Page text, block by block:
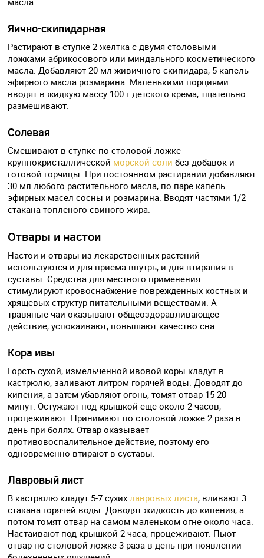
Яично-скипидарная
Растирают в ступке 2 желтка с двумя столовыми
ложками абрикосового или миндального косметического
масла. Добавляют 20 мл живичного скипидара, 5 капель
эфирного масла розмарина. Маленькими порциями
вводят в жидкую массу 100 г детского крема, тщательно
размешивают.
Солевая
Смешивают в ступке по столовой ложке
крупнокристаллической морской соли без добавок и
готовой горчицы. При постоянном растирании добавляют
30 мл любого растительного масла, по паре капель
эфирных масел сосны и розмарина. Вводят частями 1/2
стакана топленого свиного жира.
Отвары и настои
Настои и отвары из лекарственных растений
используются и для приема внутрь, и для втирания в
суставы. Средства для местного применения
стимулируют кровоснабжение поврежденных костных и
хрящевых структур питательными веществами. А
травяные чаи оказывают общеоздоравливающее
действие, успокаивают, повышают качество сна.
Кора ивы
Горсть сухой, измельченной ивовой коры кладут в
кастрюлю, заливают литром горячей воды. Доводят до
кипения, а затем убавляют огонь, томят отвар 15-20
минут. Остужают под крышкой еще около 2 часов,
процеживают. Принимают по столовой ложке 2 раза в
день при болях. Отвар оказывает
противовоспалительное действие, поэтому его
одновременно втирают в суставы.
Лавровый лист
В кастрюлю кладут 5-7 сухихлавровых листа, вливают 3
стакана горячей воды. Доводят жидкость до кипения, а
потом томят отвар на самом маленьком огне около часа.
Настаивают под крышкой 2 часа, процеживают. Пьют
отвар по столовой ложке 3 раза в день при появлении